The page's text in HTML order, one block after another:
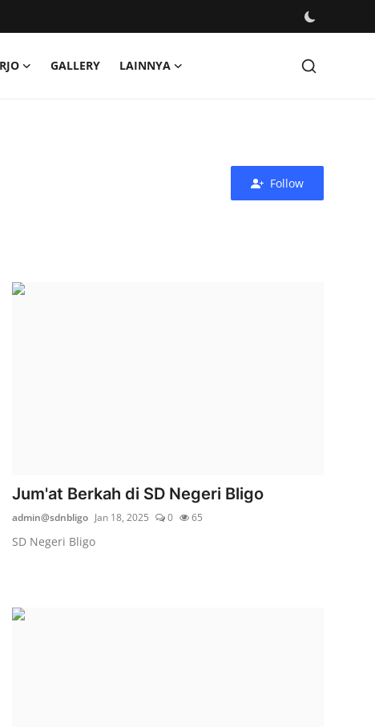
GALLERY LAINNYA
Follow
Jum'at Berkah di SD Negeri Bligo
admin@sdnbligo Jan 18, 2025 0 65
SD Negeri Bligo